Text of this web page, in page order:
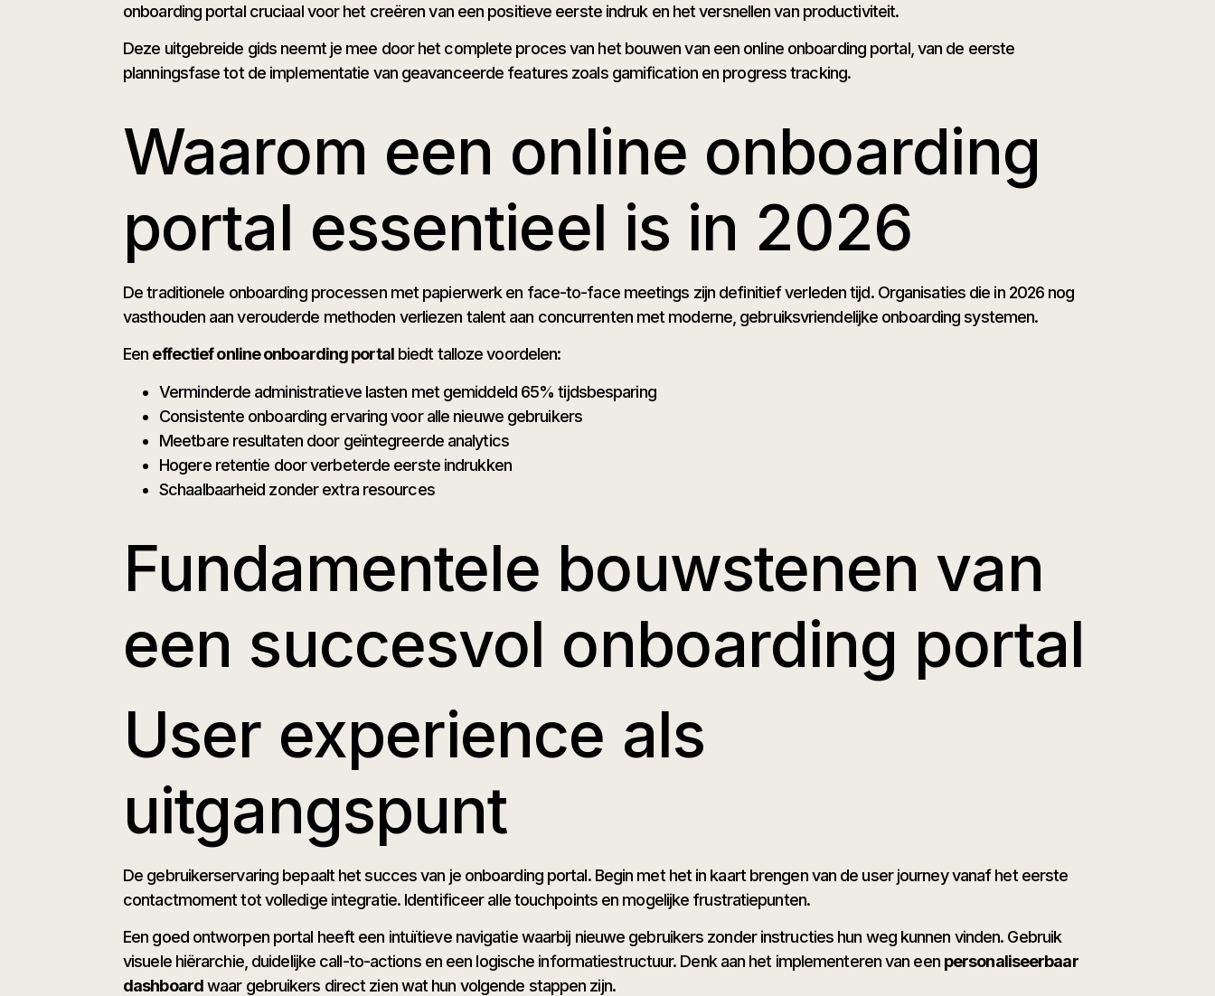
onboarding portal cruciaal voor het creëren van een positieve eerste indruk en het versnellen van productiviteit.
Deze uitgebreide gids neemt je mee door het complete proces van het bouwen van een online onboarding portal, van de eerste
planningsfase tot de implementatie van geavanceerde features zoals gamification en progress tracking.
Waarom een online onboarding
portal essentieel is in 2026
De traditionele onboarding processen met papierwerk en face-to-face meetings zijn definitief verleden tijd. Organisaties die in 2026 nog
vasthouden aan verouderde methoden verliezen talent aan concurrenten met moderne, gebruiksvriendelijke onboarding systemen.
Een effectief online onboarding portalbiedt talloze voordelen:
Verminderde administratieve lasten met gemiddeld 65% tijdsbesparing
Consistente onboarding ervaring voor alle nieuwe gebruikers
Meetbare resultaten door geïntegreerde analytics
Hogere retentie door verbeterde eerste indrukken
Schaalbaarheid zonder extra resources
Fundamentele bouwstenen van
een succesvol onboarding portal
User experience als
uitgangspunt
De gebruikerservaring bepaalt het succes van je onboarding portal. Begin met het in kaart brengen van de user journey vanaf het eerste
contactmoment tot volledige integratie. Identificeer alle touchpoints en mogelijke frustratiepunten.
Een goed ontworpen portal heeft een intuïtieve navigatie waarbij nieuwe gebruikers zonder instructies hun weg kunnen vinden. Gebruik
visuele hiërarchie, duidelijke call-to-actions en een logische informatiestructuur. Denk aan het implementeren van een personaliseerbaar
dashboardwaar gebruikers direct zien wat hun volgende stappen zijn.